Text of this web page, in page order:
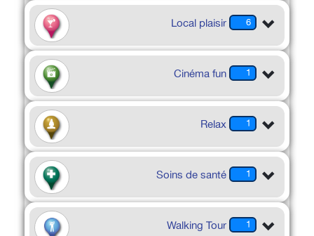
6
Local plaisir
1
Cinéma fun
1
Relax
1
Soins de santé
1
Walking Tour